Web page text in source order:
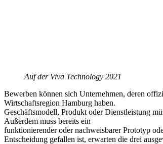
Auf der Viva Technology 2021
Bewerben können sich Unternehmen, deren
Wirtschaftsregion Hamburg haben.
Geschäftsmodell, Produkt oder Dienstleistung
Außerdem muss bereits ein
funktionierender oder nachweisbarer Prototyp
Entscheidung gefallen ist, erwarten die drei